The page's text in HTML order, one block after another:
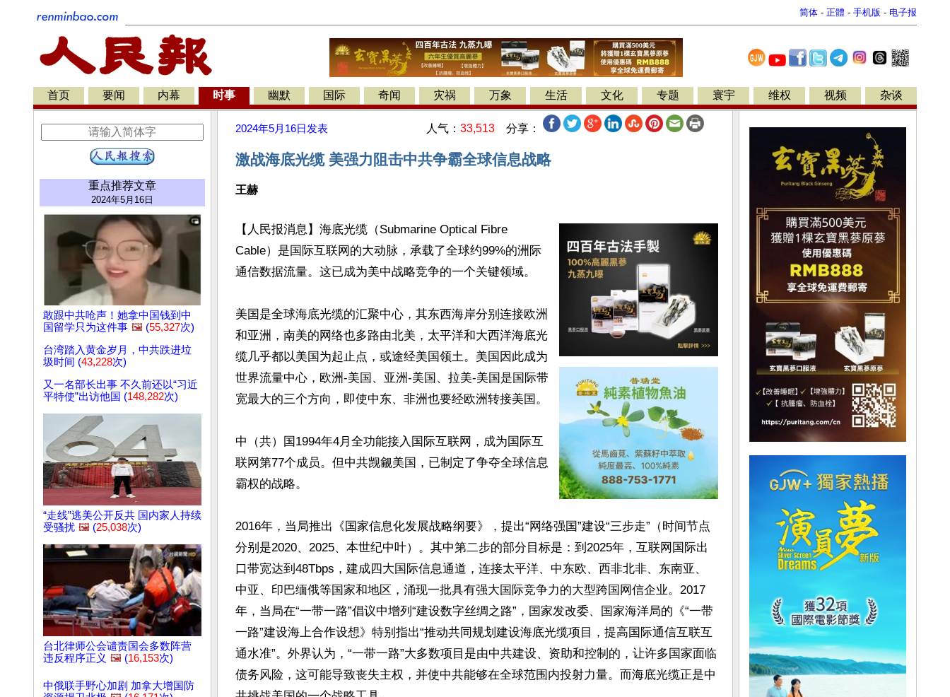
简体 - 正體 - 手机版 - 电子报
首页 要闻 内幕 时事 幽默 国际 奇闻 灾祸 万象 生活 文化 专题 寰宇 维权 视频 杂谈
重点推荐文章
2024年5月16日
敢跟中共呛声！她拿中国钱到中
国留学只为这件事 🖼️ (55,327次)
台湾踏入黄金岁月，中共跌进垃
圾时间 (43,228次)
又一名部长出事 不久前还以“习近
平特使”出访他国 (148,282次)
“走线”逃美公开反共 国内家人持续
受骚扰 🖼️ (25,038次)
台北律师公会谴责国会多数阵营
违反程序正义 🖼️ (16,153次)
中俄联手野心加剧 加拿大增国防
2024年5月16日 发表 人气： 33,513 分享：
激战海底光缆 美强力阻击中共争霸全球信息战略
王赫
【人民报消息】海底光缆（Submarine Optical Fibre
Cable）是国际互联网的大动脉，承载了全球约99%的洲际
通信数据流量。这已成为美中战略竞争的一个关键领域。
美国是全球海底光缆的汇聚中心，其东西海岸分别连接欧洲
和亚洲，南美的网络也多路由北美，太平洋和大西洋海底光
缆几乎都以美国为起止点，或途经美国领土。美国因此成为
世界流量中心，欧洲-美国、亚洲-美国、拉美-美国是国际带
宽最大的三个方向，即使中东、非洲也要经欧洲转接美国。
中（共）国1994年4月全功能接入国际互联网，成为国际互
联网第77个成员。但中共觊觎美国，已制定了争夺全球信息
霸权的战略。
2016年，当局推出《国家信息化发展战略纲要》，提出“网络强国”建设“三步走”（时间节点
分别是2020、2025、本世纪中叶）。其中第二步的部分目标是：到2025年，互联网国际出
口带宽达到48Tbps，建成四大国际信息通道，连接太平洋、中东欧、西非北非、东南亚、
中亚、印巴缅俄等国家和地区，涌现一批具有强大国际竞争力的大型跨国网信企业。2017
年，当局在“一带一路”倡议中增列“建设数字丝绸之路”，国家发改委、国家海洋局的《“一带
一路”建设海上合作设想》特别指出“推动共同规划建设海底光缆项目，提高国际通信互联互
通水准”。外界认为，“一带一路”大多数项目是由中共建设、资助和控制的，让许多国家面临
债务风险，这可能导致丧失主权，并使中共能够在全球范围内投射力量。而海底光缆正是中